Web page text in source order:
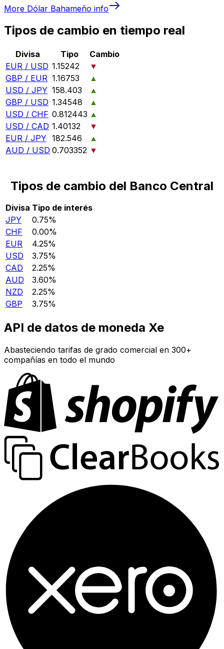
More Dólar Bahameño info
Tipos de cambio en tiempo real
Divisa Tipo
Cambio
EUR / USD 1.15242
▼
GBP / EUR 1.16753
▲
USD / JPY 158.403
▲
GBP / USD 1.34548
▲
USD / CHF 0.812443 ▲
USD / CAD 1.40132
▼
EUR / JPY 182.546
▲
AUD / USD 0.703352 ▼
Tipos de cambio del Banco Central
Divisa Tipo de interés
JPY
0.75%
CHF
0.00%
EUR
4.25%
USD
3.75%
CAD
2.25%
AUD
3.60%
NZD
2.25%
GBP
3.75%
API de datos de moneda Xe
Abasteciendo tarifas de grado comercial en 300+
compañías en todo el mundo